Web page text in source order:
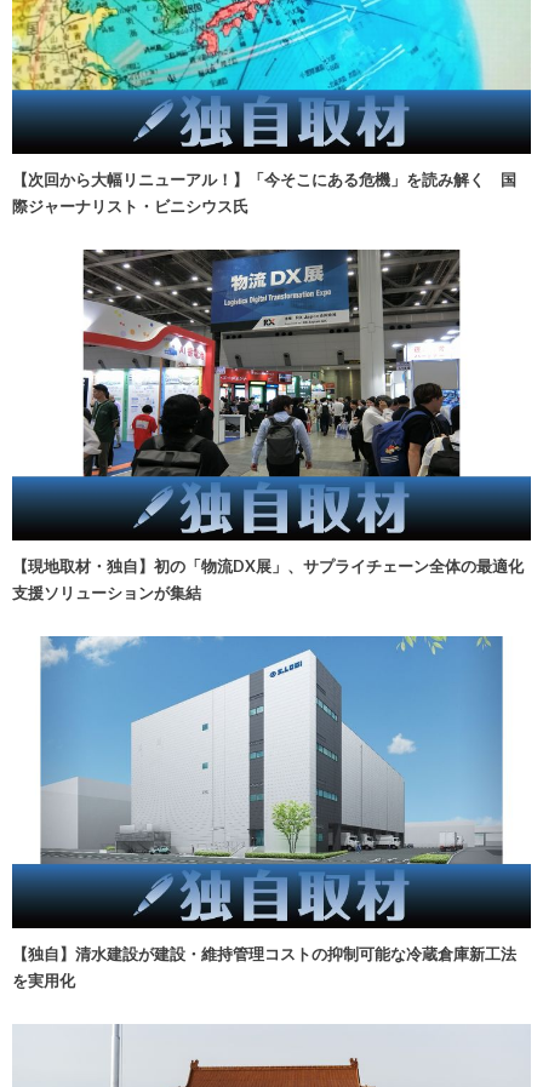
【次回から大幅リニューアル！】「今そこにある危機」を読み解く 国
際ジャーナリスト・ビニシウス氏
【現地取材・独自】初の「物流DX展」、サプライチェーン全体の最適化
支援ソリューションが集結
【独自】清水建設が建設・維持管理コストの抑制可能な冷蔵倉庫新工法
を実用化